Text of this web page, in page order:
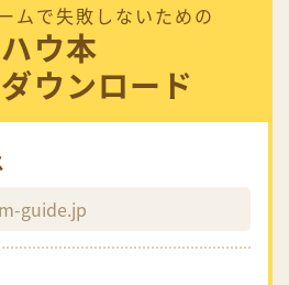
ムで失敗しないための
ウ本
ダウンロード